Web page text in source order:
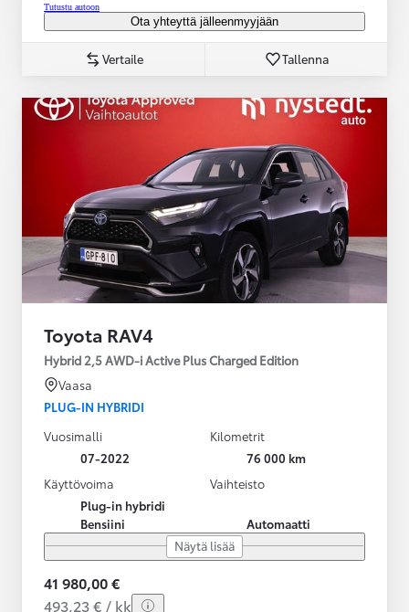
Tutustu autoon
Ota yhteyttä jälleenmyyjään
Vertaile Tallenna
Toyota RAV4
Hybrid 2,5 AWD-i Active Plus Charged Edition
Vaasa
PLUG-IN HYBRIDI
Vuosimalli
07-2022
Kilometrit
76 000 km
Käyttövoima
Plug-in hybridi
Bensiini
Vaihteisto
Automaatti
Näytä lisää
41 980,00 €
493,23 € / kk